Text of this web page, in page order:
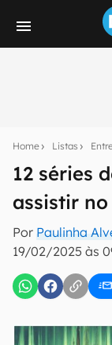
Home Listas
12 séries
assistir no
Por Paulinha
19/02/2025 às
notícias e
mão.
E-mail
Uso e